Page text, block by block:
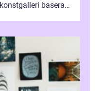
baserat